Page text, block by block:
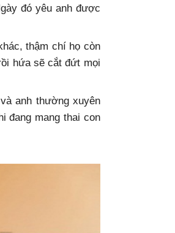
đó yêu anh được
thậm chí họ còn
hứa sẽ cắt đứt mọi
anh thường xuyên
đang mang thai con